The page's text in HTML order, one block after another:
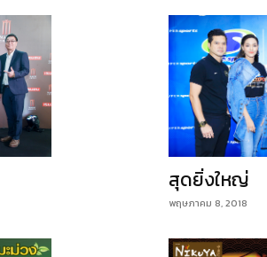
สุดยิ่งใหญ่
พฤษภาคม 8, 2018